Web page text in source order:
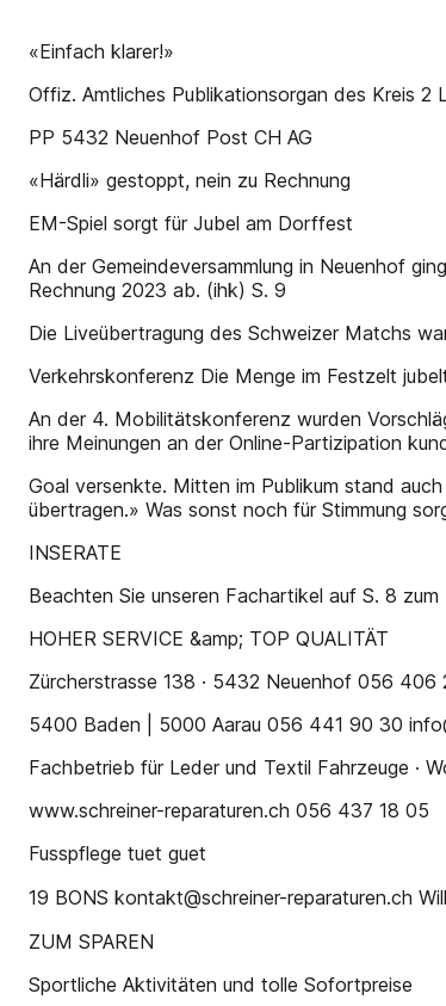
«Einfach klarer!»
Offiz. Amtliches Publikationsorgan des Kreis 2
PP 5432 Neuenhof Post CH AG
«Härdli» gestoppt, nein zu Rechnung
EM-Spiel sorgt für Jubel am Dorffest
An der Gemeindeversammlung in Neuenhof
Rechnung 2023 ab. (ihk) S. 9
Die Liveübertragung des Schweizer Matchs
Verkehrskonferenz Die Menge im Festzelt
An der 4. Mobilitätskonferenz wurden
ihre Meinungen an der Online-Partizipation
Goal versenkte. Mitten im Publikum stand
übertragen.» Was sonst noch für Stimmung
INSERATE
Beachten Sie unseren Fachartikel auf S. 8 zum
HOHER SERVICE &amp; TOP QUALITÄT
Zürcherstrasse 138 · 5432 Neuenhof 056
5400 Baden | 5000 Aarau 056 441 90 30
Fachbetrieb für Leder und Textil Fahrzeuge ·
www.schreiner-reparaturen.ch 056 437 18 05
Fusspflege tuet guet
19 BONS kontakt@schreiner-reparaturen.ch
ZUM SPAREN
Sportliche Aktivitäten und tolle Sofortpreise